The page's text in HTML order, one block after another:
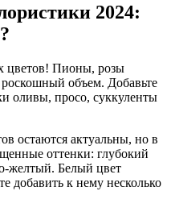
2024:
цветов! Пионы, розы
объем. Добавьте
оливы, просо, суккуленты
остаются актуальны, но в
оттенки: глубокий
желтый. Белый цвет
добавить к нему несколько